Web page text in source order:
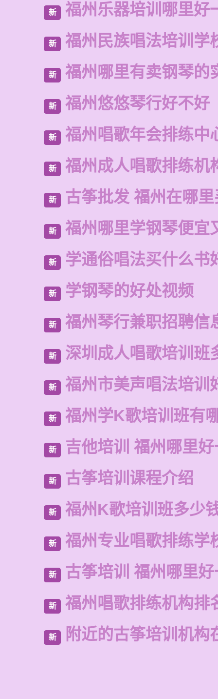
新 福州乐器培训哪里好
新 福州民族唱法培训学
新 福州哪里有卖钢琴的
新 福州悠悠琴行好不好
新 福州唱歌年会排练中
新 福州成人唱歌排练机
新 古筝批发 福州在哪
新 福州哪里学钢琴便宜
新 学通俗唱法买什么书
新 学钢琴的好处视频
新 福州琴行兼职招聘信
新 深圳成人唱歌培训班
新 福州市美声唱法培训
新 福州学K歌培训班有
新 吉他培训 福州哪里
新 古筝培训课程介绍
新 福州K歌培训班多少
新 福州专业唱歌排练学
新 古筝培训 福州哪里
新 福州唱歌排练机构排
新 附近的古筝培训机构